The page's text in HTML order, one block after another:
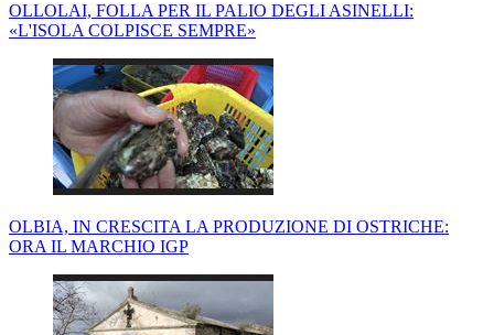
OLLOLAI, FOLLA PER IL PALIO DEGLI ASINELLI:
«L'ISOLA COLPISCE SEMPRE»
OLBIA, IN CRESCITA LA PRODUZIONE DI OSTRICHE:
ORA IL MARCHIO IGP